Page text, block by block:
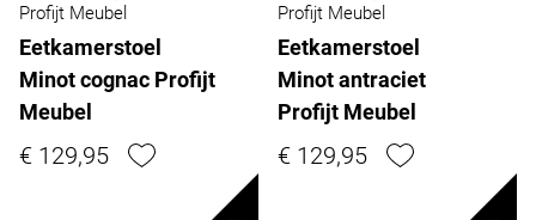
Profijt Meubel
Eetkamerstoel
Minot cognac Profijt
Meubel
€ 129,95
Profijt Meubel
Eetkamerstoel
Minot antraciet
Profijt Meubel
€ 129,95